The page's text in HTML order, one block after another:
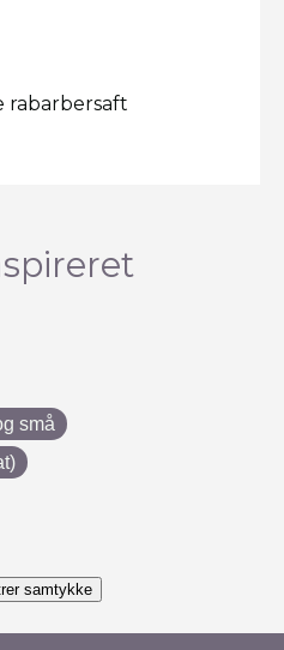
rabarbersaft
små
samtykke